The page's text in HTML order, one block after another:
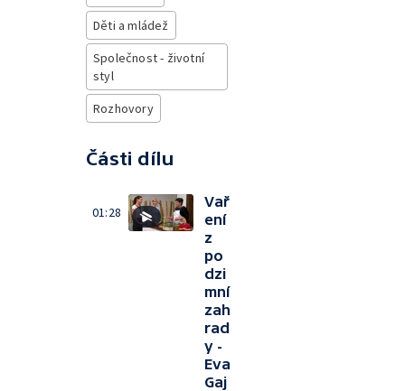
Děti a mládež
Společnost - životní
styl
Rozhovory
Části dílu
01:28
Vař
ení
z
po
dzi
mní
zah
rad
y -
Eva
Gaj